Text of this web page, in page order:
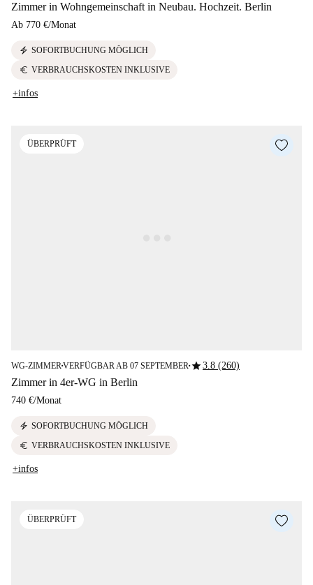
Zimmer in Wohngemeinschaft in Neubau. Hochzeit. Berlin
Ab 770 €/Monat
electric_bolt SOFORTBUCHUNG MÖGLICH
euro VERBRAUCHSKOSTEN INKLUSIVE
+infos
ÜBERPRÜFT
WG-ZIMMER ■VERFÜGBAR AB 07 SEPTEMBER ■star3.8 (260)
Zimmer in 4er-WG in Berlin
740 €/Monat
electric_bolt SOFORTBUCHUNG MÖGLICH
euro VERBRAUCHSKOSTEN INKLUSIVE
+infos
ÜBERPRÜFT